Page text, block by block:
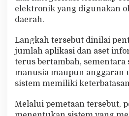
elektronik yang digunakan
daerah.
Langkah tersebut dinilai
jumlah aplikasi dan aset
terus bertambah, sementara
manusia maupun anggaran
sistem memiliki
Melalui pemetaan tersebut,